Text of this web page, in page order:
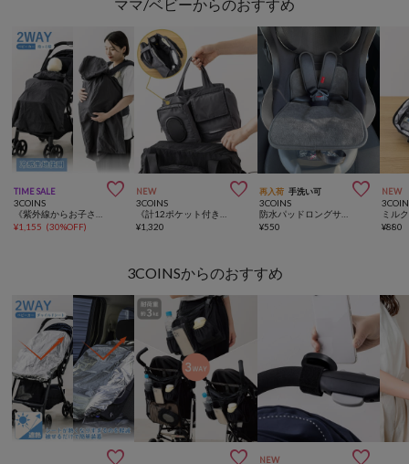
ママ/ベビーからのおすすめ
TIME SALE 
3COINS
¥1,155 (30%OFF)
NEW 
3COINS
¥1,320
再入荷 手洗い可 
3COINS
防水パッドロングサイズ
¥550
NEW
¥880
3COINSからのおすすめ
  NEW 